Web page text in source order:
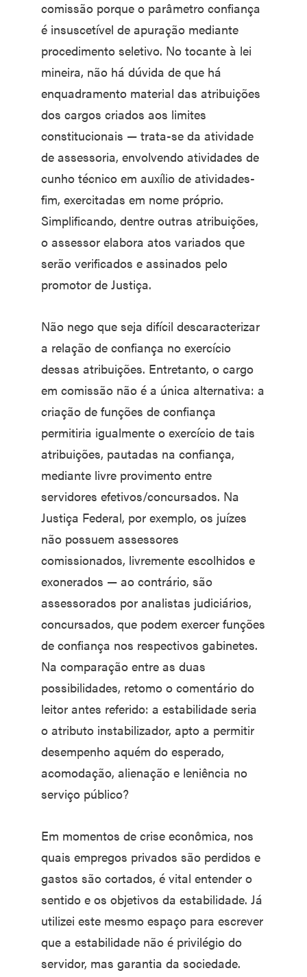
comissão porque o parâmetro confiança
é insuscetível de apuração mediante
procedimento seletivo. No tocante à lei
mineira, não há dúvida de que há
enquadramento material das atribuições
dos cargos criados aos limites
constitucionais — trata-se da atividade
de assessoria, envolvendo atividades de
cunho técnico em auxílio de atividades-
fim, exercitadas em nome próprio.
Simplificando, dentre outras atribuições,
o assessor elabora atos variados que
serão verificados e assinados pelo
promotor de Justiça.
Não nego que seja difícil descaracterizar
a relação de confiança no exercício
dessas atribuições. Entretanto, o cargo
em comissão não é a única alternativa: a
criação de funções de confiança
permitiria igualmente o exercício de tais
atribuições, pautadas na confiança,
mediante livre provimento entre
servidores efetivos/concursados. Na
Justiça Federal, por exemplo, os juízes
não possuem assessores
comissionados, livremente escolhidos e
exonerados — ao contrário, são
assessorados por analistas judiciários,
concursados, que podem exercer funções
de confiança nos respectivos gabinetes.
Na comparação entre as duas
possibilidades, retomo o comentário do
leitor antes referido: a estabilidade seria
o atributo instabilizador, apto a permitir
desempenho aquém do esperado,
acomodação, alienação e leniência no
serviço público?
Em momentos de crise econômica, nos
quais empregos privados são perdidos e
gastos são cortados, é vital entender o
sentido e os objetivos da estabilidade. Já
utilizei este mesmo espaço para escrever
que a estabilidade não é privilégio do
servidor, mas garantia da sociedade.